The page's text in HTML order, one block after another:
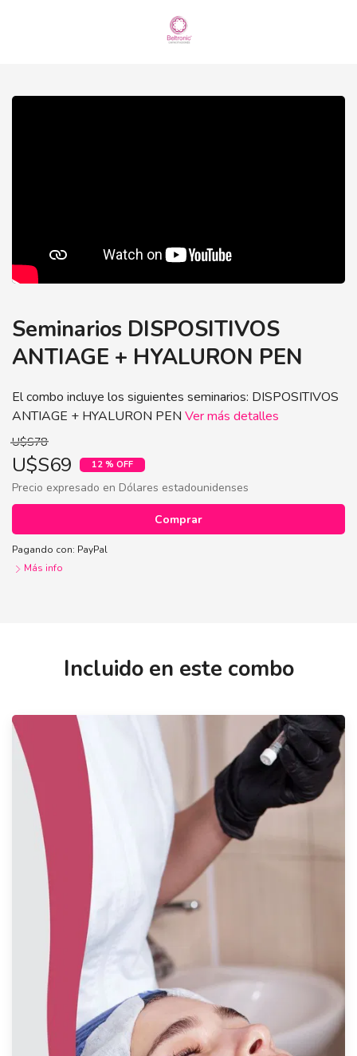
Seminarios DISPOSITIVOS
ANTIAGE + HYALURON PEN
El combo incluye los siguientes seminarios: DISPOSITIVOS
ANTIAGE + HYALURON PEN Ver más detalles
U$S78
U$S69 12 % OFF
Precio expresado en Dólares estadounidenses
Comprar
Pagando con: PayPal
Más info
Incluido en este combo